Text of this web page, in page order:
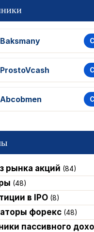
Baksmany
ProstoVcash
Abcobmen
рынка акций (84)
(48)
в IPO(8)
форекс(48)
пассивного